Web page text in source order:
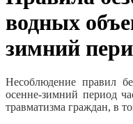
водных
зимний
Несоблюдение правил
осенне-зимний период
травматизма граждан, в